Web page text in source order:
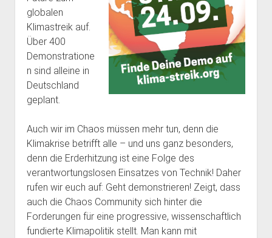
Haecksen e. V.
open
dropdown
menu
Spenden
Chronik
FAQ
Kontakt
dropdown
menu
BBB Räume
Vergangenes
dropdown
menu
Feministische Bibliothek
Haecksenkarte
Memorials
Pythonkurs
Team Inklusion
globalen
Klimastreik auf.
Über 400
Demonstratione
n sind alleine in
Deutschland
geplant.
Auch wir im Chaos müssen mehr tun, denn die
Klimakrise betrifft alle – und uns ganz besonders,
denn die Erderhitzung ist eine Folge des
verantwortungslosen Einsatzes von Technik! Daher
rufen wir euch auf: Geht demonstrieren! Zeigt, dass
auch die Chaos Community sich hinter die
Forderungen für eine progressive, wissenschaftlich
fundierte Klimapolitik stellt. Man kann mit